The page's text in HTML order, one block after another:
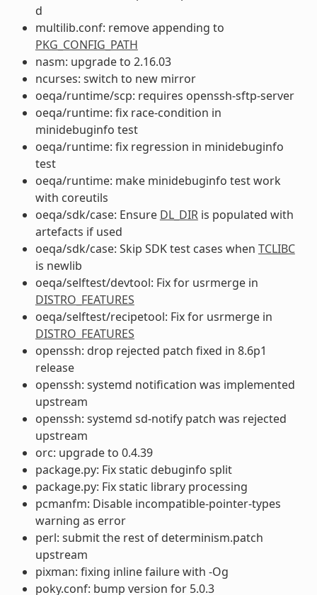
d
multilib.conf: remove appending to
PKG_CONFIG_PATH
nasm: upgrade to 2.16.03
ncurses: switch to new mirror
oeqa/runtime/scp: requires openssh-sftp-server
oeqa/runtime: fix race-condition in
minidebuginfo test
oeqa/runtime: fix regression in minidebuginfo
test
oeqa/runtime: make minidebuginfo test work
with coreutils
oeqa/sdk/case: Ensure DL_DIRis populated with
artefacts if used
oeqa/sdk/case: Skip SDK test cases when TCLIBC
is newlib
oeqa/selftest/devtool: Fix for usrmerge in
DISTRO_FEATURES
oeqa/selftest/recipetool: Fix for usrmerge in
DISTRO_FEATURES
openssh: drop rejected patch fixed in 8.6p1
release
openssh: systemd notification was implemented
upstream
openssh: systemd sd-notify patch was rejected
upstream
orc: upgrade to 0.4.39
package.py: Fix static debuginfo split
package.py: Fix static library processing
pcmanfm: Disable incompatible-pointer-types
warning as error
perl: submit the rest of determinism.patch
upstream
pixman: fixing inline failure with -Og
poky.conf: bump version for 5.0.3